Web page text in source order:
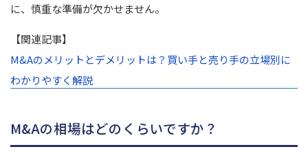
に、慎重な準備が欠かせません。
【関連記事】
M&Aのメリットとデメリットは？買い手と売り手の立場別に
わかりやすく解説
M&Aの相場はどのくらいですか？